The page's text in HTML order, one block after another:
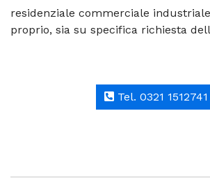
residenziale commerciale
proprio, sia su specifica richiesta
Tel. 0321 1512741